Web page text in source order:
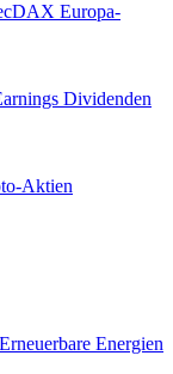
Europa-
Dividenden
Aktien
Erneuerbare Energien